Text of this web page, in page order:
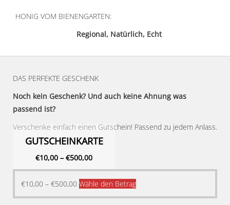
HONIG VOM BIENENGARTEN:
Regional, Natürlich, Echt
DAS PERFEKTE GESCHENK
Noch kein Geschenk? Und auch keine Ahnung was
passend ist?
Verschenke einfach einen Gutschein! Passend zu jedem Anlass.
GUTSCHEINKARTE
€10,00 – €500,00
€10,00 – €500,00 Wähle den BetragDieses
Produkt